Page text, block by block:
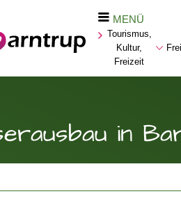
MENÜ
Tourismus,
Kultur,
Freizeit
in